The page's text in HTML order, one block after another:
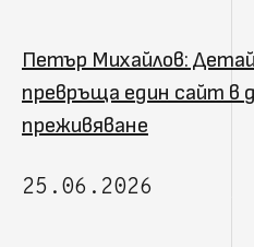
Петър Михайлов:
превръща един сайт в
преживяване
25.06.2026